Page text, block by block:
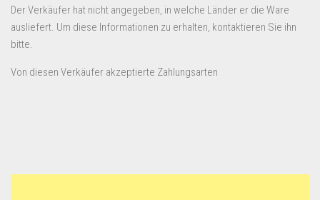
Der Verkäufer hat nicht angegeben, in welche Länder er die Ware
ausliefert. Um diese Informationen zu erhalten, kontaktieren Sie ihn
bitte.
Von diesen Verkäufer akzeptierte Zahlungsarten